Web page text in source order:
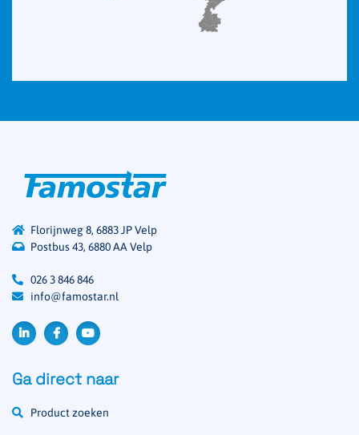
Florijnweg 8, 6883 JP Velp
Postbus 43, 6880 AA Velp
026 3 846 846
info@famostar.nl
Ga direct naar
Product zoeken